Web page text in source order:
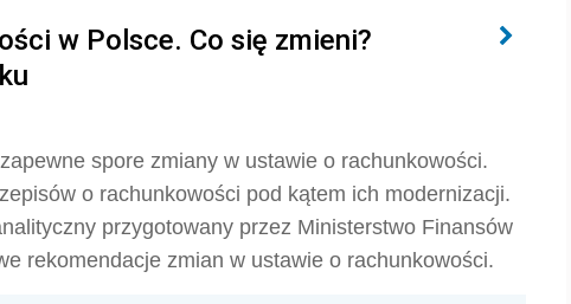
w Polsce. Co się zmieni?
zapewne spore zmiany w ustawie o rachunkowości.
o rachunkowości pod kątem ich modernizacji.
przygotowany przez Ministerstwo Finansów
rekomendacje zmian w ustawie o rachunkowości.